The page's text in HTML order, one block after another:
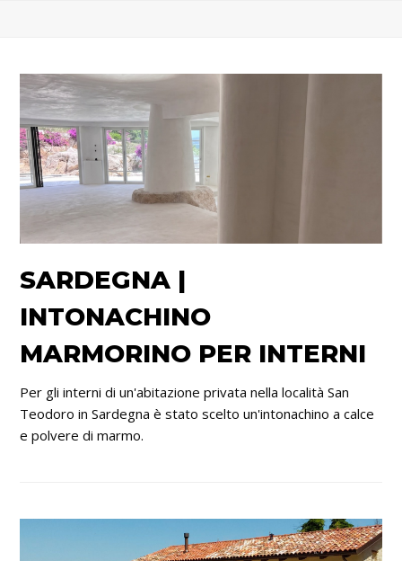
SARDEGNA |
INTONACHINO
MARMORINO PER INTERNI
Per gli interni di un'abitazione privata nella località San
Teodoro in Sardegna è stato scelto un'intonachino a calce
e polvere di marmo.